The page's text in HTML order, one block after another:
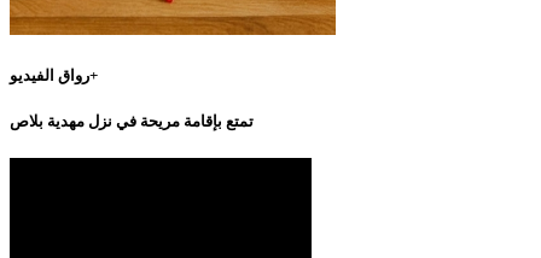
رواق الفيديو+
تمتع بإقامة مريحة في نزل مهدية بلاص